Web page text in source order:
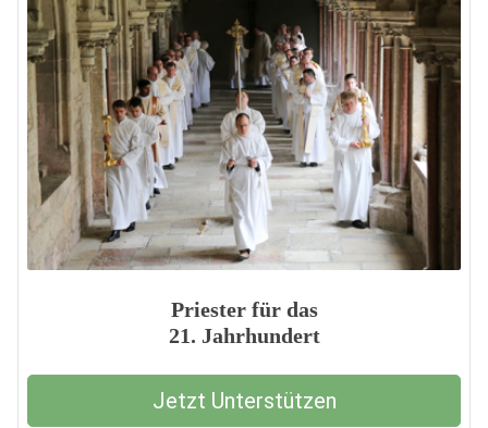
Priester für das
21. Jahrhundert
Jetzt Unterstützen